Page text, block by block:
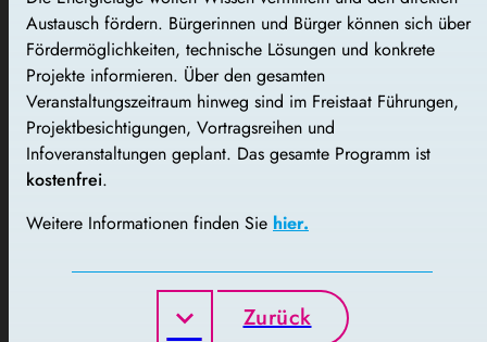
Austausch fördern. Bürgerinnen und Bürger können sich über
Fördermöglichkeiten, technische Lösungen und konkrete
Projekte informieren. Über den gesamten
Veranstaltungszeitraum hinweg sind im Freistaat Führungen,
Projektbesichtigungen, Vortragsreihen und
Infoveranstaltungen geplant. Das gesamte Programm ist
kostenfrei.
Weitere Informationen finden Sie hier.
Zurück